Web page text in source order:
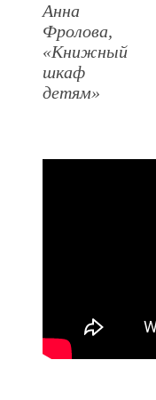
Анна
Фролова,
«Книжный
шкаф
детям»